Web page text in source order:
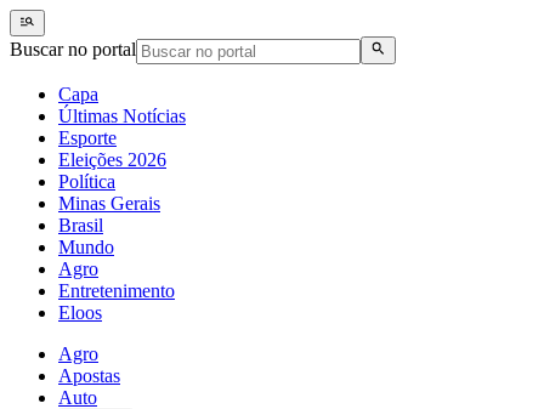
Buscar no portal
Capa
Últimas Notícias
Esporte
Eleições 2026
Política
Minas Gerais
Brasil
Mundo
Agro
Entretenimento
Eloos
Agro
Apostas
Auto